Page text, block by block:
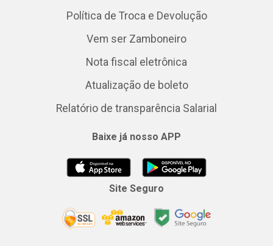
Política de Troca e Devolução
Vem ser Zamboneiro
Nota fiscal eletrônica
Atualização de boleto
Relatório de transparência Salarial
Baixe já nosso APP
Site Seguro